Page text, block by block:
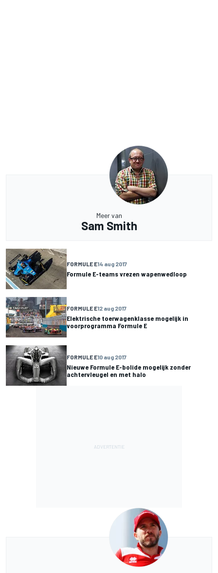
Meer van
Sam Smith
FORMULE E14 aug 2017
Formule E-teams vrezen wapenwedloop
FORMULE E12 aug 2017
Elektrische toerwagenklasse mogelijk in
voorprogramma Formule E
FORMULE E10 aug 2017
Nieuwe Formule E-bolide mogelijk zonder
achtervleugel en met halo